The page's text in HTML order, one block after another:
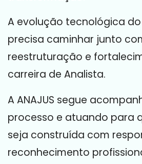
A evolução tecnológica
precisa caminhar junto
reestruturação e
carreira de Analista.
A ANAJUS segue
processo e atuando para
seja construída com
reconhecimento